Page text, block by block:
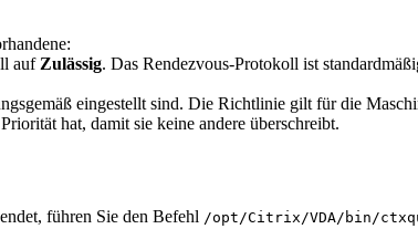
auf Zulässig. Das Rendezvous-Protokoll ist
eingestellt sind. Die Richtlinie gilt für die
hat, damit sie keine andere überschreibt.
führen Sie den Befehl /opt/Citrix/VDA/bin/